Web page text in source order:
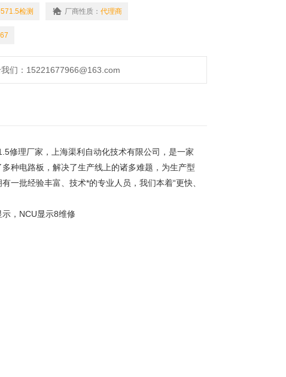
修 公司有配有专业西门子测试平台，修好后可试机，
检测 厂商性质： 代理商
们：15221677966@163.com
修理厂家，上海渠利自动化技术有限公司，是一家
种电路板，解决了生产线上的诸多难题，为生产型
一批经验丰富、技术*的专业人员，我们本着“更快、
示，NCU显示8维修